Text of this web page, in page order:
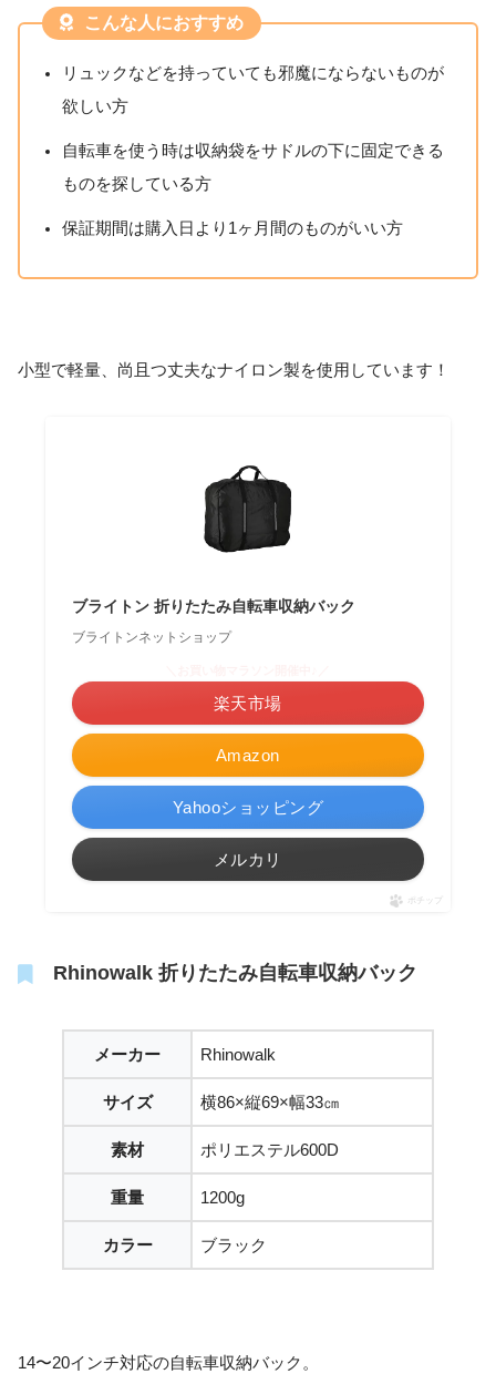
こんな人におすすめ
リュックなどを持っていても邪魔にならないものが
欲しい方
自転車を使う時は収納袋をサドルの下に固定できる
ものを探している方
保証期間は購入日より1ヶ月間のものがいい方
小型で軽量、尚且つ丈夫なナイロン製を使用しています！
ブライトン 折りたたみ自転車収納バック
ブライトンネットショップ
Amazon
楽天市場
Yahooショッピング
メルカリ
ポチップ
Rhinowalk 折りたたみ自転車収納バック
メーカー Rhinowalk
サイズ 横86×縦69×幅33㎝
素材 ポリエステル600D
重量 1200g
カラー ブラック
14〜20インチ対応の自転車収納バック。